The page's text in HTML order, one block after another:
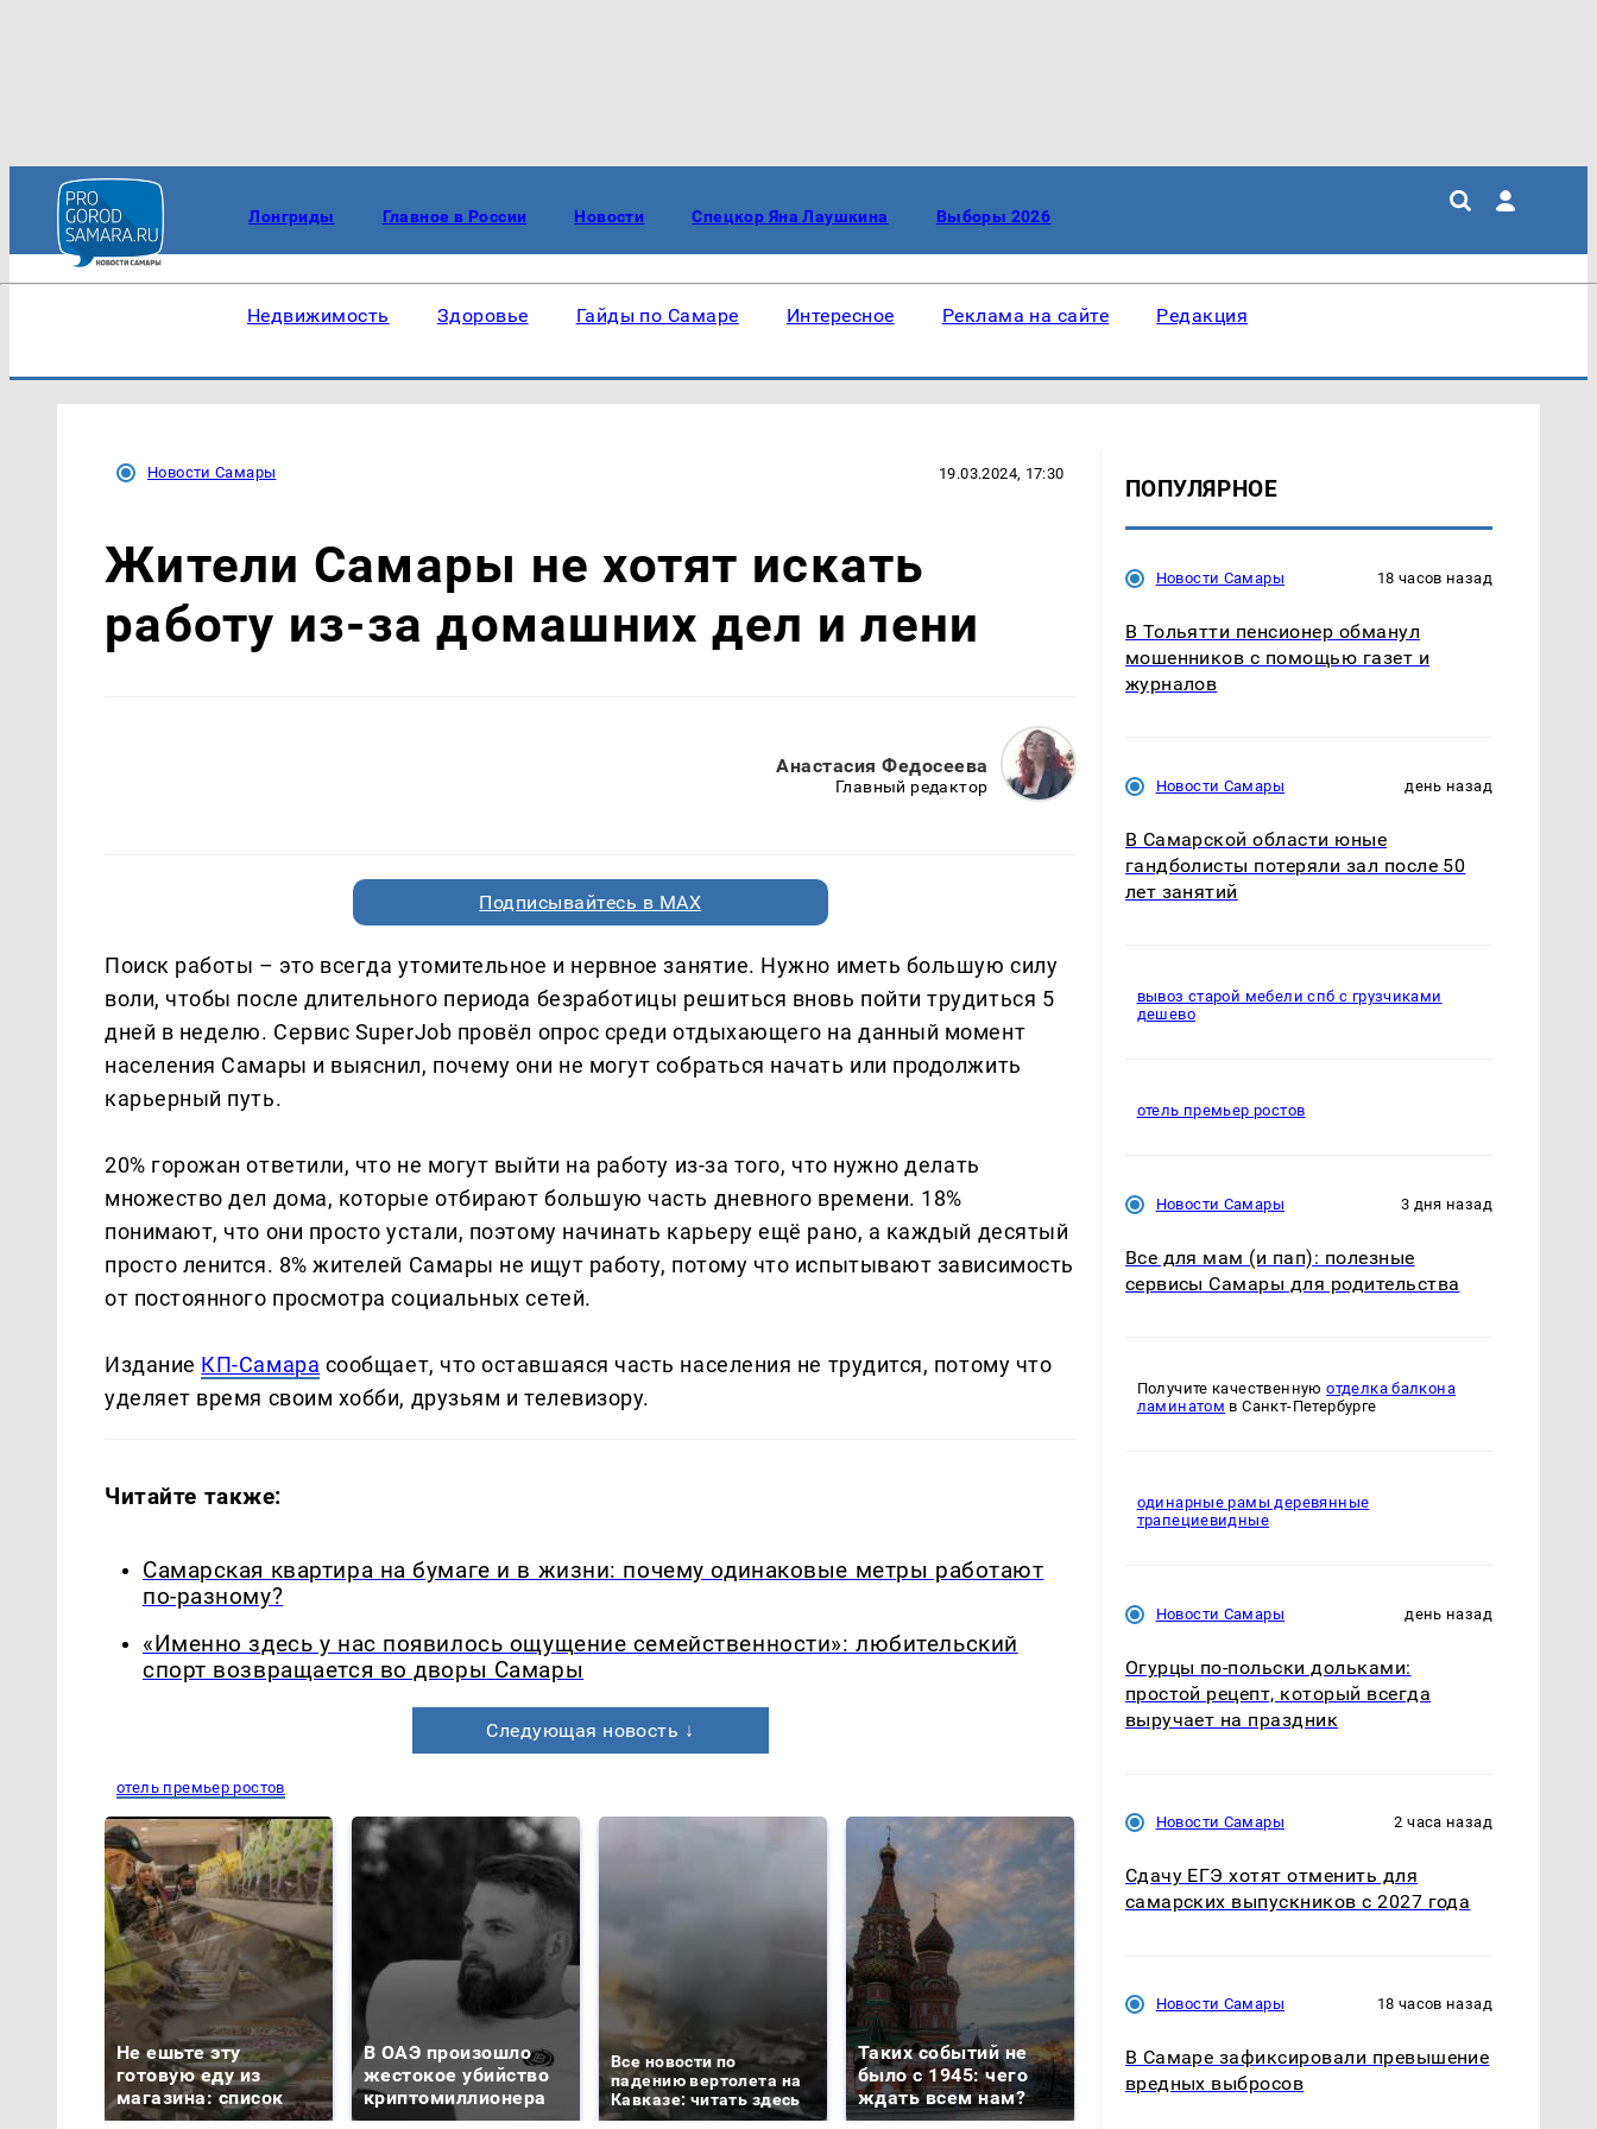
Лонгриды Главное в России Новости Спецкор Яна Лаушкина Выборы 2026
Недвижимость Здоровье Гайды по Самаре Интересное Реклама на сайте Редакция
Новости Самары 19.03.2024, 17:30
Жители Самары не хотят искать
работу из-за домашних дел и лени
Анастасия Федосеева
Главный редактор
Подписывайтесь в MAX
Поиск работы – это всегда утомительное и нервное занятие. Нужно иметь большую силу
воли, чтобы после длительного периода безработицы решиться вновь пойти трудиться 5
дней в неделю. Сервис SuperJob провёл опрос среди отдыхающего на данный момент
населения Самары и выяснил, почему они не могут собраться начать или продолжить
карьерный путь.
20% горожан ответили, что не могут выйти на работу из-за того, что нужно делать
множество дел дома, которые отбирают большую часть дневного времени. 18%
понимают, что они просто устали, поэтому начинать карьеру ещё рано, а каждый десятый
просто ленится. 8% жителей Самары не ищут работу, потому что испытывают зависимость
от постоянного просмотра социальных сетей.
Издание КП-Самара сообщает, что оставшаяся часть населения не трудится, потому что
уделяет время своим хобби, друзьям и телевизору.
Читайте также:
Самарская квартира на бумаге и в жизни: почему одинаковые метры работают
по-разному?
«Именно здесь у нас появилось ощущение семейственности»: любительский
спорт возвращается во дворы Самары
Следующая новость ↓
отель премьер ростов
Не ешьте эту
готовую еду из
магазина: список
В ОАЭ произошло
жестокое убийство
криптомиллионера
Все новости по
падению вертолета на
Кавказе: читать здесь
Таких событий не
было с 1945: чего
ждать всем нам?
В магазинах России
ажиотаж из-за этого
продукта: что купить?
полицейскую
ПОПУЛЯРНОЕ
Новости Самары 18 часов назад
В Тольятти пенсионер обманул
мошенников с помощью газет и
журналов
Новости Самары день назад
В Самарской области юные
гандболисты потеряли зал после 50
лет занятий
вывоз старой мебели спб с грузчиками
дешево
отель премьер ростов
Новости Самары 3 дня назад
Все для мам (и пап): полезные
сервисы Самары для родительства
Получите качественнуюотделка балкона
ламинатом в Санкт-Петербурге
одинарные рамы деревянные
трапециевидные
Новости Самары день назад
Огурцы по‑польски дольками:
простой рецепт, который всегда
выручает на праздник
Новости Самары 2 часа назад
Сдачу ЕГЭ хотят отменить для
самарских выпускников с 2027 года
Новости Самары 18 часов назад
В Самаре зафиксировали превышение
вредных выбросов